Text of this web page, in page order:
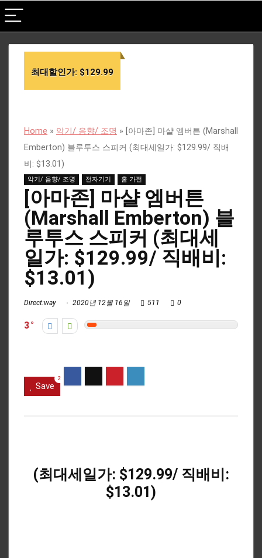
최대할인가: $129.99
Home » 악기/ 음향/ 조명 » [아마존] 마샬 엠버튼 (Marshall
Emberton) 블루투스 스피커 (최대세일가: $129.99/ 직배
비: $13.01)
악기/ 음향/ 조명 전자기기 홈 가전
[아마존] 마샬 엠버튼
(Marshall Emberton) 블
루투스 스피커 (최대세
일가: $129.99/ 직배비:
$13.01)
Direct:way 2020년 12월 16일 511 0
3
Save
2
(최대세일가: $129.99/ 직배비:
$13.01)